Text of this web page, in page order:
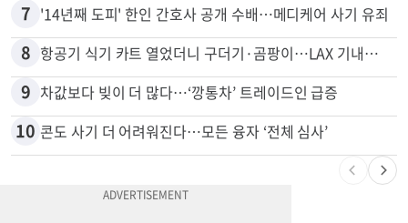
7 '14년째 도피' 한인 간호사 공개 수배…메디케어 사기 유죄
8 항공기 식기 카트 열었더니 구더기·곰팡이…LAX 기내식 업체 논란
9 차값보다 빚이 더 많다…‘깡통차’ 트레이드인 급증
10 콘도 사기 더 어려워진다…모든 융자 ‘전체 심사’